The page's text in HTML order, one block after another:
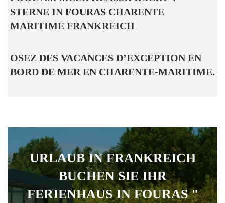
STERNE IN FOURAS CHARENTE
MARITIME FRANKREICH
OSEZ DES VACANCES D’EXCEPTION EN
BORD DE MER EN CHARENTE-MARITIME.
URLAUB IN FRANKREICH
BUCHEN SIE IHR
FERIENHAUS IN FOURAS "